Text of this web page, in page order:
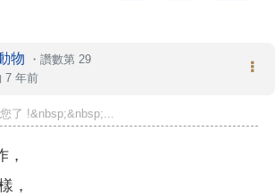
物 ・ 讚數第 29
7 年前
了 !&nbsp;&nbsp;...
，
，